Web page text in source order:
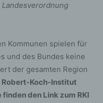
Landesverordnung
Kommunen spielen für
und des Bundes keine
der gesamten Region
Robert-Koch-Institut
den Link zum RKI